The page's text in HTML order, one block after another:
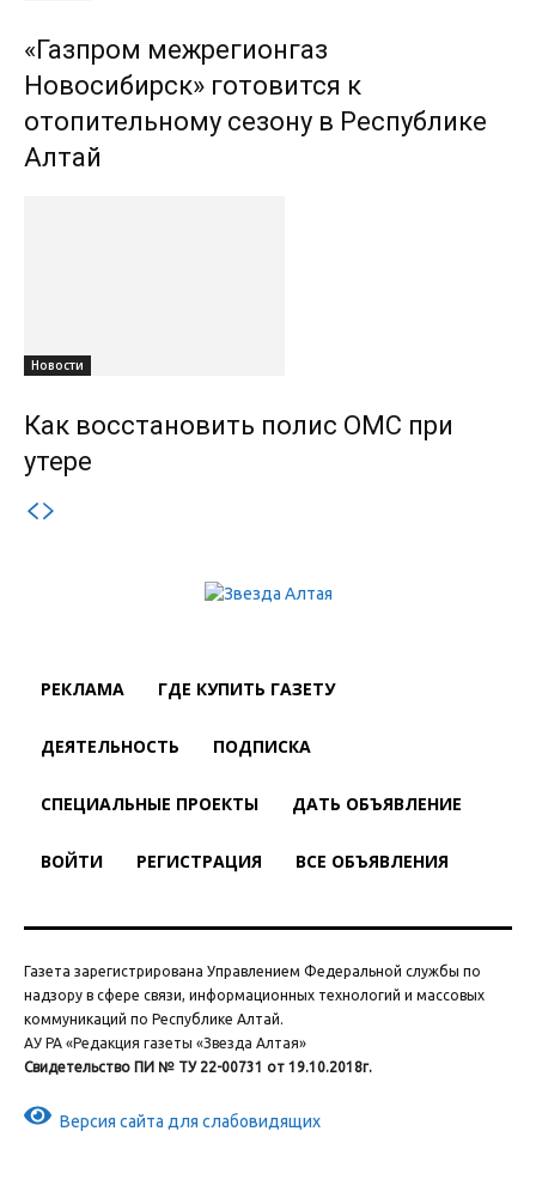
«Газпром межрегионгаз
Новосибирск» готовится к
отопительному сезону в Республике
Алтай
Новости
Как восстановить полис ОМС при
утере
РЕКЛАМА ГДЕ КУПИТЬ ГАЗЕТУ
ДЕЯТЕЛЬНОСТЬ ПОДПИСКА
СПЕЦИАЛЬНЫЕ ПРОЕКТЫ ДАТЬ ОБЪЯВЛЕНИЕ
ВОЙТИ РЕГИСТРАЦИЯ ВСЕ ОБЪЯВЛЕНИЯ
Газета зарегистрирована Управлением Федеральной службы по
надзору в сфере связи, информационных технологий и массовых
коммуникаций по Республике Алтай.
АУ РА «Редакция газеты «Звезда Алтая»
Свидетельство ПИ № ТУ 22-00731 от 19.10.2018г.
Версия сайта для слабовидящих